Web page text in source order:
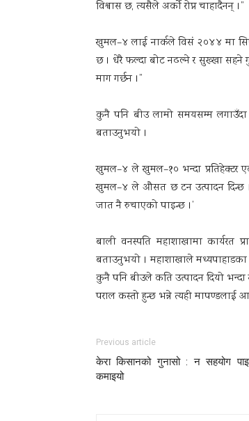
विश्वास छ, त्यसैले अर्काे रोप्न चाहादैनन् ।”
खुमल–४ लाई नार्कले विसं २०४४ मा
छ । धेरै फल्दा बोट नढल्ने र सुख्खा सहने
माग गर्छन ।”
कुनै पनि बीउ लामो समयसम्म लगाउँदा
बताउनुभयो ।
खुमल–४ ले खुमल–१० भन्दा प्रतिहेक्टर
खुमल–४ ले औसत छ टन उत्पादन दिन्छ
जात नै रुचाएको पाइन्छ ।’
बाली वनस्पति महाशाखामा
बताउनुभयो । महाशाखाले
कुनै पनि बीउले कति उत्पादन दियो भन्दा
पराल कस्तो हुन्छ भन्ने त्यही मापण्डलाई
Previous article
केरा किसानको गुनासो : न सहयोग
कमाइयो